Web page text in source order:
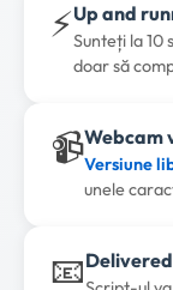
⚡Up and
Sunteți la 10
doar să
📹Webcam
Versiune
unele
📧